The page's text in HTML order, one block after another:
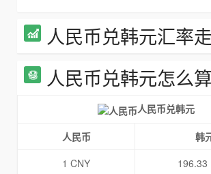
人民币兑韩元汇率
人民币兑韩元怎么算
人民币兑韩元
人民币
韩
1 CNY
196.33